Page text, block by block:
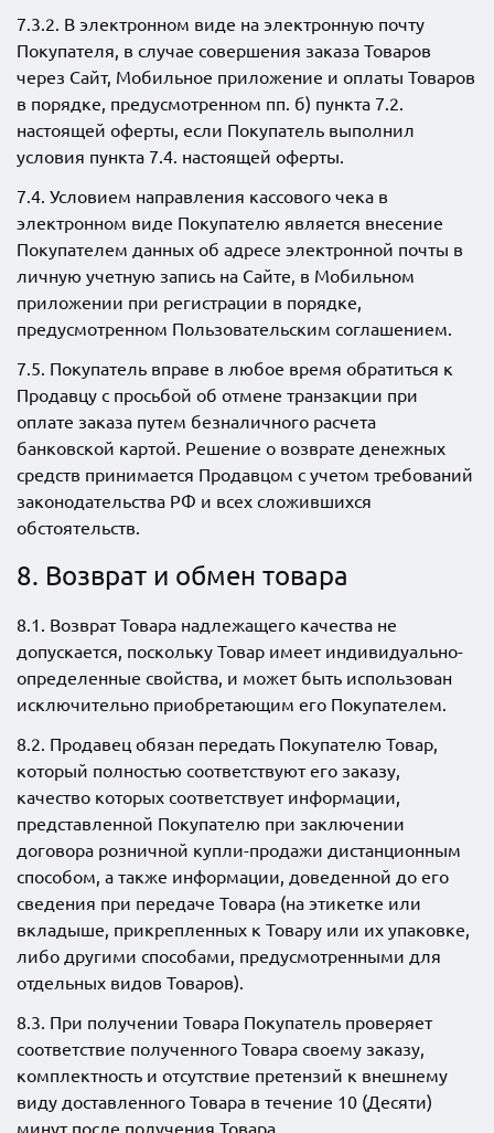
7.3.2. В электронном виде на электронную почту
Покупателя, в случае совершения заказа Товаров
через Сайт, Мобильное приложение и оплаты Товаров
в порядке, предусмотренном пп. б) пункта 7.2.
настоящей оферты, если Покупатель выполнил
условия пункта 7.4. настоящей оферты.
7.4. Условием направления кассового чека в
электронном виде Покупателю является внесение
Покупателем данных об адресе электронной почты в
личную учетную запись на Сайте, в Мобильном
приложении при регистрации в порядке,
предусмотренном Пользовательским соглашением.
7.5. Покупатель вправе в любое время обратиться к
Продавцу с просьбой об отмене транзакции при
оплате заказа путем безналичного расчета
банковской картой. Решение о возврате денежных
средств принимается Продавцом с учетом требований
законодательства РФ и всех сложившихся
обстоятельств.
8. Возврат и обмен товара
8.1. Возврат Товара надлежащего качества не
допускается, поскольку Товар имеет индивидуально-
определенные свойства, и может быть использован
исключительно приобретающим его Покупателем.
8.2. Продавец обязан передать Покупателю Товар,
который полностью соответствуют его заказу,
качество которых соответствует информации,
представленной Покупателю при заключении
договора розничной купли-продажи дистанционным
способом, а также информации, доведенной до его
сведения при передаче Товара (на этикетке или
вкладыше, прикрепленных к Товару или их упаковке,
либо другими способами, предусмотренными для
отдельных видов Товаров).
8.3. При получении Товара Покупатель проверяет
соответствие полученного Товара своему заказу,
комплектность и отсутствие претензий к внешнему
виду доставленного Товара в течение 10 (Десяти)
минут после получения Товара.